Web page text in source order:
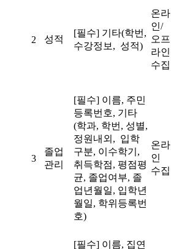
2 성적
[필수] 기타(학번,
수강정보, 성적)
온라
인/
오프
라인
수집
3
졸업
관리
[필수] 이름, 주민
등록번호, 기타
(학과, 학번, 성별,
정원내외, 입학
구분, 이수학기,
취득학점, 평점평
균, 졸업여부, 졸
업년월일, 입학년
월일, 학위등록번
호)
온라
인
수집
[필수] 이름, 집연